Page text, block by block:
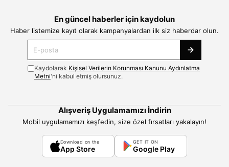
En güncel haberler için kaydolun
Haber listemize kayıt olarak kampanyalardan ilk siz haberdar olun.
Kaydolarak Kişisel Verilerin Korunması Kanunu Aydınlatma
Metni'ni kabul etmiş olursunuz.
Alışveriş Uygulamamızı İndirin
Mobil uygulamamızı keşfedin, size özel fırsatları yakalayın!
Download on the
App Store
GET IT ON
Google Play